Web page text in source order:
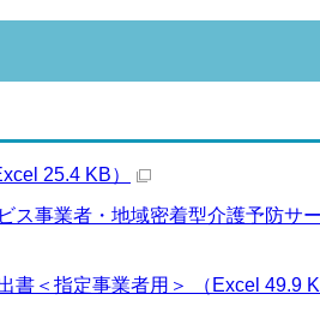
25.4 KB）
ス事業者・地域密着型介護予防サ
書＜指定事業者用＞ （Excel 49.9